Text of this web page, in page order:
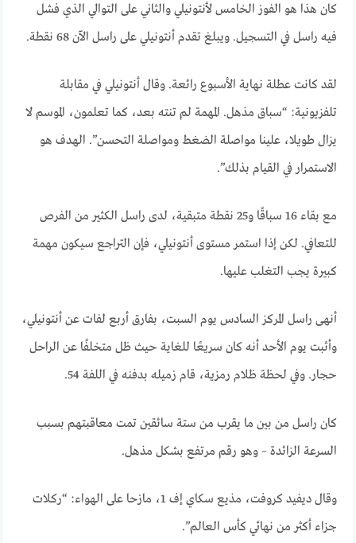
كان هذا هو الفوز الخامس لأنتونيلي والثاني على التوالي الذي فشل
فيه راسل في التسجيل. ويبلغ تقدم أنتونيلي على راسل الآن 68 نقطة.
لقد كانت عطلة نهاية الأسبوع رائعة. وقال أنتونيلي في مقابلة
تلفزيونية: “سباق مذهل. المهمة لم تنته بعد، كما تعلمون، الموسم لا
يزال طويلا، علينا مواصلة الضغط ومواصلة التحسن”. الهدف هو
الاستمرار في القيام بذلك”.
مع بقاء 16 سباقًا و25 نقطة متبقية، لدى راسل الكثير من الفرص
للتعافي. لكن إذا استمر مستوى أنتونيلي، فإن التراجع سيكون مهمة
كبيرة يجب التغلب عليها.
أنهى راسل المركز السادس يوم السبت، بفارق أربع لفات عن أنتونيلي،
وأثبت يوم الأحد أنه كان سريعًا للغاية حيث ظل متخلفًا عن الراحل
حجار. وفي لحظة ظلام رمزية، قام زميله بدفنه في اللفة 54.
كان راسل من بين ما يقرب من ستة سائقين تمت معاقبتهم بسبب
السرعة الزائدة – وهو رقم مرتفع بشكل مذهل.
وقال ديفيد كروفت، مذيع سكاي إف 1، مازحا على الهواء: “ركلات
جزاء أكثر من نهائي كأس العالم”.